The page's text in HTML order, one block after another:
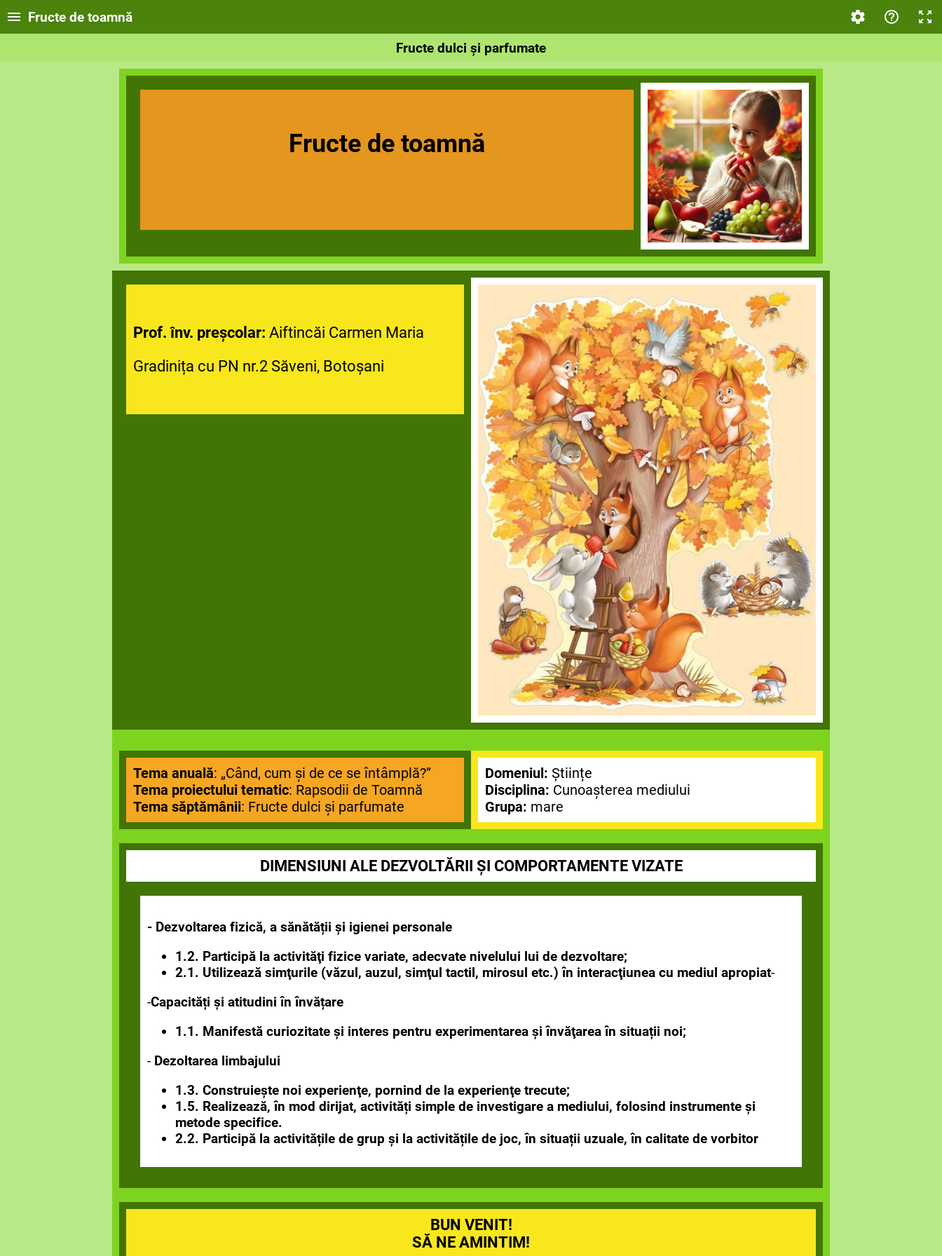
Fructe de toamnă
Fructe dulci și parfumate
Fructe de toamnă
Prof. înv. preșcolar: Aiftincăi Carmen Maria
Gradinița cu PN nr.2 Săveni, Botoșani
Tema anuală: „Când, cum și de ce se întâmplă?”
Tema proiectului tematic: Rapsodii de Toamnă
Tema săptămânii: Fructe dulci și parfumate
Domeniul: Științe
Disciplina: Cunoașterea mediului
Grupa: mare
DIMENSIUNI ALE DEZVOLTĂRII ȘI COMPORTAMENTE VIZATE
- Dezvoltarea fizică, a sănătății și igienei personale
1.2. Participă la activităţi fizice variate, adecvate nivelului lui de dezvoltare;
2.1. Utilizează simţurile (văzul, auzul, simţul tactil, mirosul etc.) în interacţiunea cu mediul apropiat-
-Capacități și atitudini în învățare
1.1. Manifestă curiozitate şi interes pentru experimentarea și învăţarea în situații noi;
- Dezoltarea limbajului
1.3. Construiește noi experienţe, pornind de la experienţe trecute;
1.5. Realizează, în mod dirijat, activități simple de investigare a mediului, folosind instrumente şi
metode specifice.
2.2. Participă la activitățile de grup și la activitățile de joc, în situații uzuale, în calitate de vorbitor
BUN VENIT!
SĂ NE AMINTIM!